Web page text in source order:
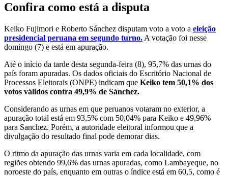
Confira como está a disputa
Keiko Fujimori e Roberto Sánchez disputam voto a voto a eleição
presidencial peruana em segundo turno. A votação foi nesse
domingo (7) e está em apuração.
Até o início da tarde desta segunda-feira (8), 95,7% das urnas do
país foram apuradas. Os dados oficiais do Escritório Nacional de
Processos Eleitorais (ONPE) indicam que Keiko tem 50,1% dos
votos válidos contra 49,9% de Sánchez.
Considerando as urnas em que peruanos votaram no exterior, a
apuração total está em 93,5% com 50,04% para Keiko e 49,96%
para Sanchez. Porém, a autoridade eleitoral informou que a
divulgação do resultado final pode demorar dias.
O ritmo da apuração das urnas varia em cada localidade, com
regiões obtendo 99,6% das urnas apuradas, como Lambayeque, no
noroeste do país, enquanto em outras o índice está em 60,5, como é